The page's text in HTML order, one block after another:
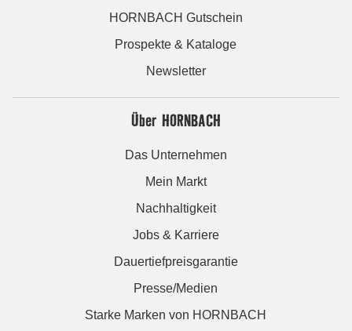
HORNBACH Gutschein
Prospekte & Kataloge
Newsletter
Über HORNBACH
Das Unternehmen
Mein Markt
Nachhaltigkeit
Jobs & Karriere
Dauertiefpreisgarantie
Presse/Medien
Starke Marken von HORNBACH